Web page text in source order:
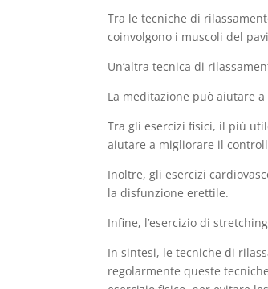
Tra le tecniche di
coinvolgono i muscoli del
Un’altra tecnica di
La meditazione può aiutare
Tra gli esercizi fisici, il più
aiutare a migliorare il
Inoltre, gli esercizi
la disfunzione erettile.
Infine, l’esercizio di
In sintesi, le tecniche di
regolarmente queste